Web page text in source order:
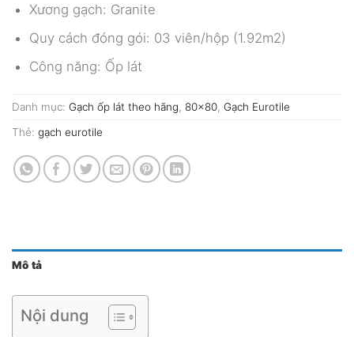
Xương gạch: Granite
Quy cách đóng gói: 03 viên/hộp (1.92m2)
Công năng: Ốp lát
Danh mục: Gạch ốp lát theo hãng 80x80 Gạch Eurotile
Thẻ: gạch eurotile
Mô tả
Nội dung